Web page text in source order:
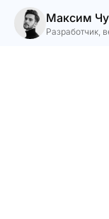
Максим
Разработчик,
Создание